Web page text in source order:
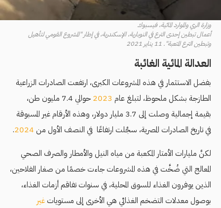
وزارة الري والموارد المائية، فيسبوك
أعمال تبطين إحدى الترع في النوبارية، الإسكندرية، في إطار "المشروع القومي لتأهيل
وتبطين الترع المتعبة". 11 يناير 2021
العدالة المائية الغائبة
بفضل الاستثمار في هذه المشروعات الكبرى، ارتفعت الصادرات الزراعية
الطازجة بشكل ملحوظ، لتبلغ عام 2023
حوالي 7.4 مليون طن،
بقيمة إجمالية وصلت إلى 3.7 مليار دولار، وهذه الأرقام غير المسبوقة
في تاريخ الصادرات المصرية، سجَّلت ارتفاعًا في النصف الأول من 2024
.
لكنَّ مليارات الأمتار المكعبة من مياه النيل والأمطار والصرف الصحي
المعالج التي ضُخَّت في هذه المشروعات جاءت خصمًا من صغار الفلاحين،
الذين يوفرون الغذاء للسوق المحلية، في سنوات تفاقم أزمات الغذاء،
بوصول معدلات التضخم الغذائي هي الأخرى إلى مستويات غير